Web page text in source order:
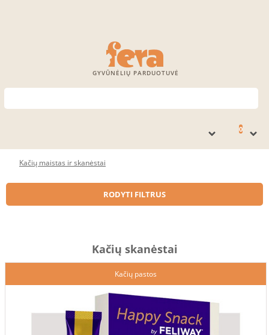
GYVŪNĖLIŲ PARDUOTUVĖ
0
Kačių maistas ir skanėstai
RODYTI FILTRUS
Kačių skanėstai
Kačių pastos